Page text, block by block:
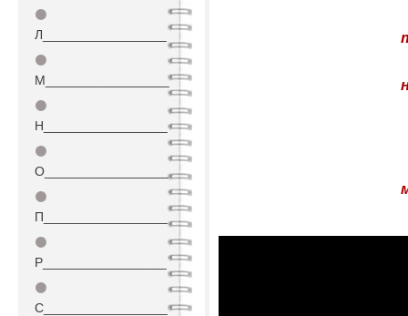
⚫
Л_________________
⚫
М_________________
⚫
Н_________________
⚫
О_________________
⚫
П_________________
⚫
Р_________________
⚫
С_________________